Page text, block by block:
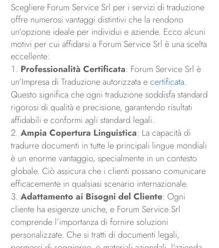
Scegliere Forum Service Srl per i servizi di traduzione
offre numerosi vantaggi distintivi che la rendono
un’opzione ideale per individui e aziende. Ecco alcuni
motivi per cui affidarsi a Forum Service Srl è una scelta
eccellente:
Professionalità Certificata: Forum Service Srl è
un’Impresa di Traduzione autorizzata ecertificata.
Questo significa che ogni traduzione soddisfa standard
rigorosi di qualità e precisione, garantendo risultati
affidabili e conformi agli standard legali.
Ampia Copertura Linguistica: La capacità di
tradurre documenti in tutte le principali lingue mondiali
è un enorme vantaggio, specialmente in un contesto
globale. Ciò assicura che i clienti possano comunicare
efficacemente in qualsiasi scenario internazionale.
Adattamento ai Bisogni del Cliente: Ogni
cliente ha esigenze uniche, e Forum Service Srl
comprende l’importanza di fornire soluzioni
personalizzate. Che si tratti di documenti legali,